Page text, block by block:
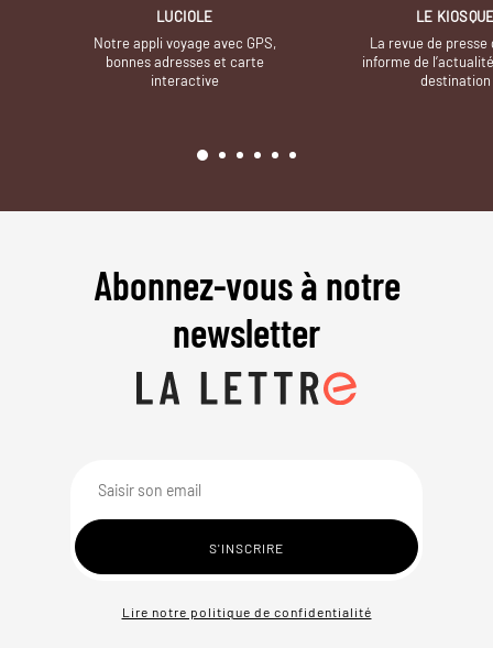
LUCIOLE
Notre appli voyage avec GPS,
bonnes adresses et carte
interactive
LE
La revue de presse
informe de
destination
Abonnez-vous à notre
newsletter
Lire notre politique de confidentialité